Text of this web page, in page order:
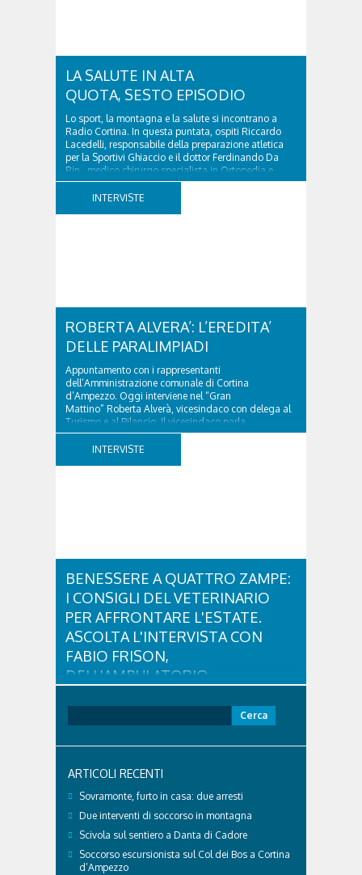
LA SALUTE IN ALTA
QUOTA, SESTO EPISODIO
Lo sport, la montagna e la salute si incontrano a
Radio Cortina. In questa puntata, ospiti Riccardo
Lacedelli, responsabile della preparazione atletica
per la Sportivi Ghiaccio e il dottor Ferdinando Da
Rin, medico chirurgo specialista in Ortopedia e
Traumatologia di Ospedale Cortina. GVM...
INTERVISTE
ROBERTA ALVERA’: L’EREDITA’
DELLE PARALIMPIADI
Appuntamento con i rappresentanti
dell’Amministrazione comunale di Cortina
d’Ampezzo. Oggi interviene nel “Gran
Mattino” Roberta Alverà, vicesindaco con delega al
Turismo e al Bilancio. Il vicesindaco parla
dell'eredità delle Paralimpiadi Milano Cortina 2026,
di accessibilità e di come...
INTERVISTE
BENESSERE A QUATTRO ZAMPE:
I CONSIGLI DEL VETERINARIO
PER AFFRONTARE L'ESTATE.
ASCOLTA L'INTERVISTA CON
FABIO FRISON,
DELL'AMBULATORIO
con il veterinario di Cortina, che ci ha illustrato i
principali accorgimenti per aiutare i cani ad
affrontare il caldo in sicurezza e benessere...
per:
ARTICOLI RECENTI
Sovramonte, furto in casa: due arresti
Due interventi di soccorso in montagna
Scivola sul sentiero a Danta di Cadore
Soccorso escursionista sul Col dei Bos a Cortina
d’Ampezzo